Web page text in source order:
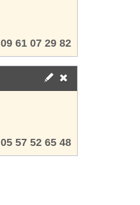
09 61 07 29 82
05 57 52 65 48